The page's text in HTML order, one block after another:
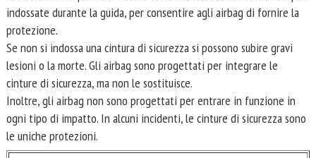
indossate durante la guida, per consentire agli airbag di fornire la
protezione.
Se non si indossa una cintura di sicurezza si possono subire gravi
lesioni o la morte. Gli airbag sono progettati per integrare le
cinture di sicurezza, ma non le sostituisce.
Inoltre, gli airbag non sono progettati per entrare in funzione in
ogni tipo di impatto. In alcuni incidenti, le cinture di sicurezza sono
le uniche protezioni.